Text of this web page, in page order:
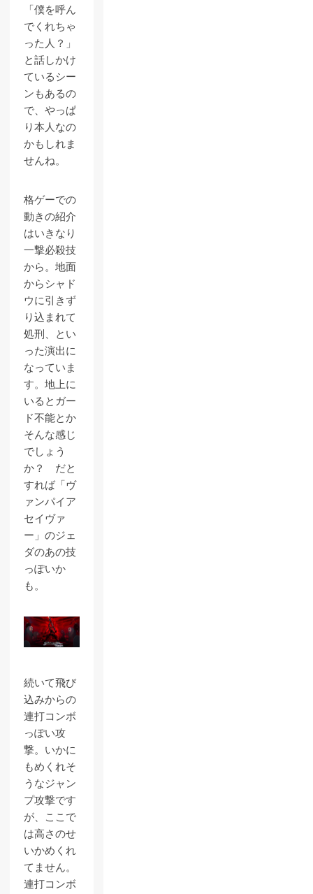
「僕を呼ん
でくれちゃ
った人？」
と話しかけ
ているシー
ンもあるの
で、やっぱ
り本人なの
かもしれま
せんね。
格ゲーでの
動きの紹介
はいきなり
一撃必殺技
から。地面
からシャド
ウに引きず
り込まれて
処刑、とい
った演出に
なっていま
す。地上に
いるとガー
ド不能とか
そんな感じ
でしょう
か？ だと
すれば「ヴ
ァンパイア
セイヴァ
ー」のジェ
ダのあの技
っぽいか
も。
続いて飛び
込みからの
連打コンボ
っぽい攻
撃。いかに
もめくれそ
うなジャン
プ攻撃です
が、ここで
は高さのせ
いかめくれ
てません。
連打コンボ